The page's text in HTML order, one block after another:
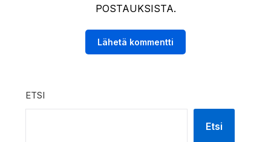
POSTAUKSISTA.
ETSI
Etsi